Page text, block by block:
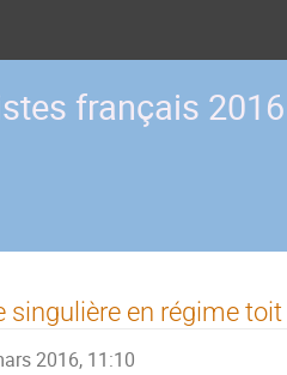
français 2016
singulière en régime
2016, 11:10